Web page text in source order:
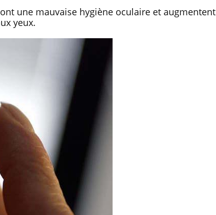
une mauvaise hygiène oculaire et augmentent
yeux.
Syndrome métabolique :
quels sont les meilleurs
exercices physiques ?
éviter une otite
les vacances ?